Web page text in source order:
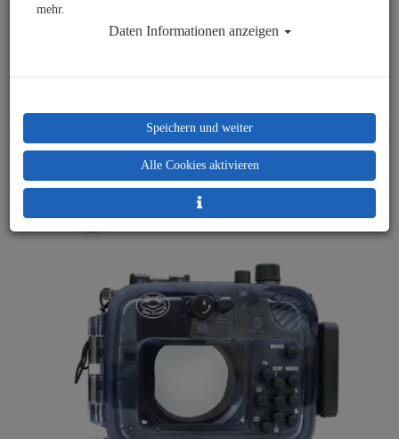
mehr.
Daten Informationen anzeigen
Speichern und weiter
Alle Cookies aktivieren